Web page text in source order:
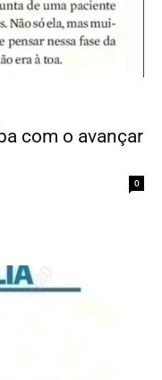
com o avançar
0